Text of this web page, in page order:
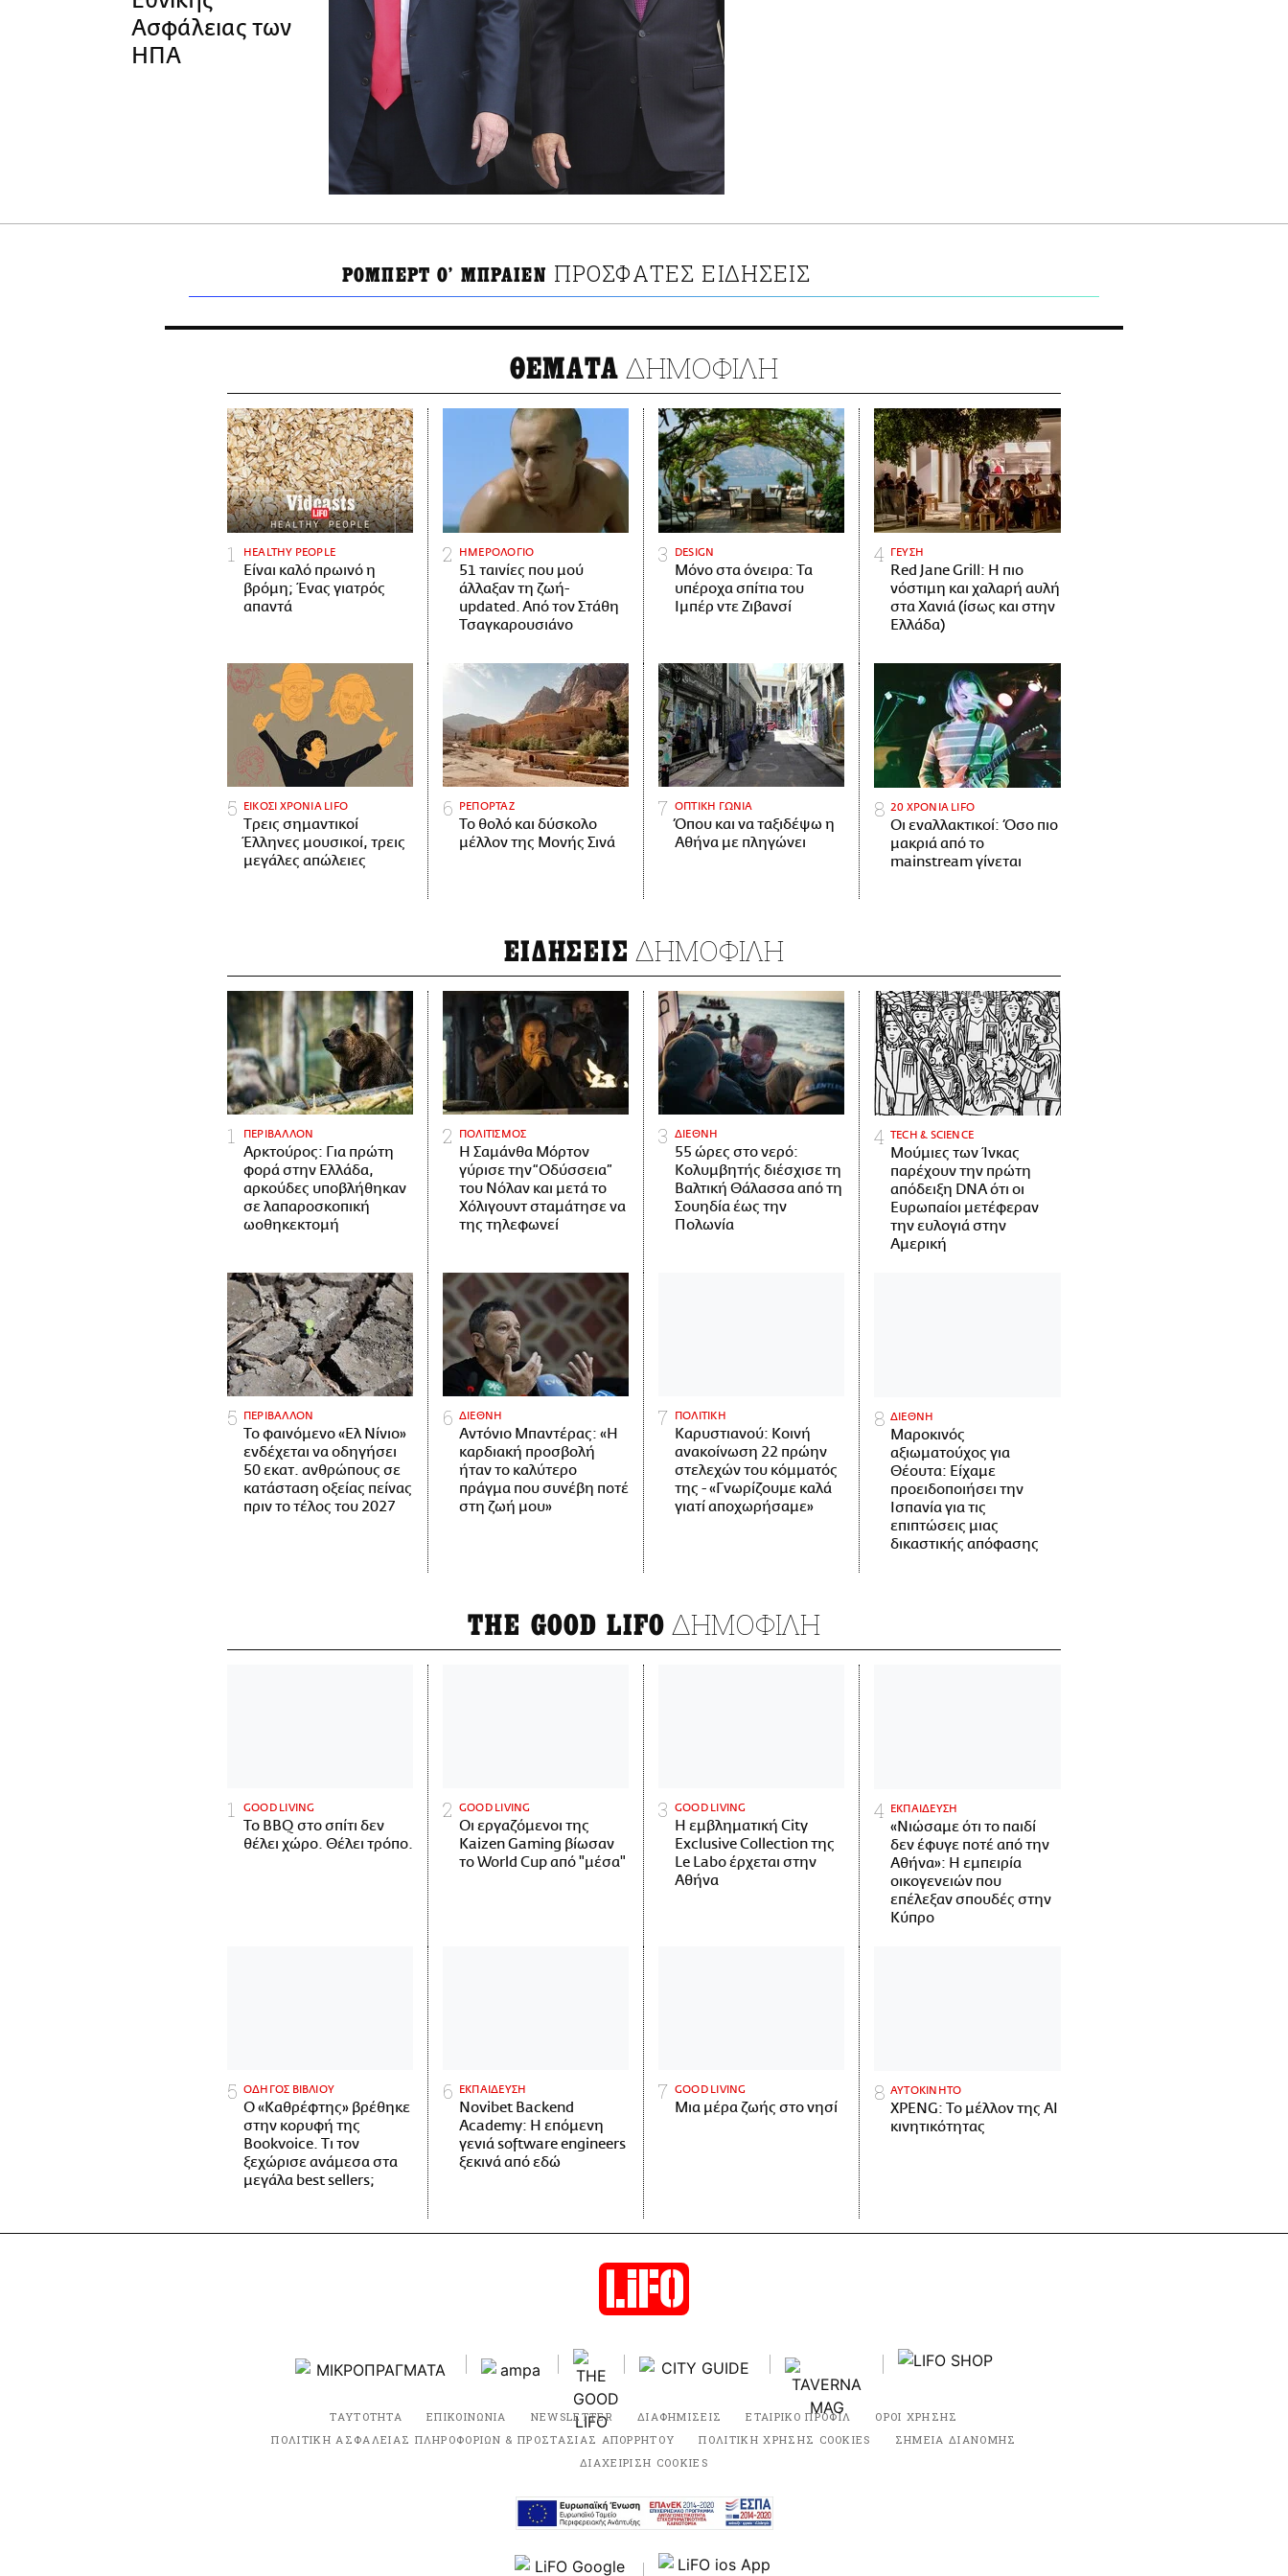
Ασφάλειας των
ΗΠΑ
ΡΟΜΠΕΡΤ Ο' ΜΠΡΑΙΕΝ ΠΡΟΣΦΑΤΕΣ ΕΙΔΗΣΕΙΣ
ΘΕΜΑΤΑ ΔΗΜΟΦΙΛΗ
HEALTHY PEOPLE
Είναι καλό πρωινό η
βρόμη; Ένας γιατρός
απαντά
ΗΜΕΡΟΛΟΓΙΟ
51 ταινίες που μού
άλλαξαν τη ζωή-
updated. Aπό τον Στάθη
Τσαγκαρουσιάνο
DESIGN
Μόνο στα όνειρα: Τα
υπέροχα σπίτια του
Ιμπέρ ντε Ζιβανσί
ΓΕΥΣΗ
Red Jane Grill: Η πιο
νόστιμη και χαλαρή αυλή
στα Χανιά (ίσως και στην
Ελλάδα)
ΕΙΚΟΣΙ ΧΡΟΝΙΑ LIFO
Tρεις σημαντικοί
Έλληνες μουσικοί, τρεις
μεγάλες απώλειες
ΡΕΠΟΡΤΑΖ
Το θολό και δύσκολο
μέλλον της Μονής Σινά
ΟΠΤΙΚΗ ΓΩΝΙΑ
Όπου και να ταξιδέψω η
Αθήνα με πληγώνει
20 ΧΡΟΝΙΑ LIFO
Οι εναλλακτικοί: Όσο πιο
μακριά από το
mainstream γίνεται
ΕΙΔΗΣΕΙΣ ΔΗΜΟΦΙΛΗ
ΠΕΡΙΒΑΛΛΟΝ
Αρκτούρος: Για πρώτη
φορά στην Ελλάδα,
αρκούδες υποβλήθηκαν
σε λαπαροσκοπική
ωοθηκεκτομή
ΠΟΛΙΤΙΣΜΟΣ
Η Σαμάνθα Μόρτον
γύρισε την “Οδύσσεια”
του Νόλαν και μετά το
Χόλιγουντ σταμάτησε να
της τηλεφωνεί
ΔΙΕΘΝΗ
55 ώρες στο νερό:
Κολυμβητής διέσχισε τη
Βαλτική Θάλασσα από τη
Σουηδία έως την
Πολωνία
ΤECH & SCIENCE
Μούμιες των Ίνκας
παρέχουν την πρώτη
απόδειξη DNA ότι οι
Ευρωπαίοι μετέφεραν
την ευλογιά στην
Αμερική
ΠΕΡΙΒΑΛΛΟΝ
Το φαινόμενο «Ελ Νίνιο»
ενδέχεται να οδηγήσει
50 εκατ. ανθρώπους σε
κατάσταση οξείας πείνας
πριν το τέλος του 2027
ΔΙΕΘΝΗ
Αντόνιο Μπαντέρας: «Η
καρδιακή προσβολή
ήταν το καλύτερο
πράγμα που συνέβη ποτέ
στη ζωή μου»
ΠΟΛΙΤΙΚΗ
Καρυστιανού: Κοινή
ανακοίνωση 22 πρώην
στελεχών του κόμματός
της - «Γνωρίζουμε καλά
γιατί αποχωρήσαμε»
ΔΙΕΘΝΗ
Μαροκινός
αξιωματούχος για
Θέουτα: Είχαμε
προειδοποιήσει την
Ισπανία για τις
επιπτώσεις μιας
δικαστικής απόφασης
THE GOOD LIFO ΔΗΜΟΦΙΛΗ
GOOD LIVING
Το BBQ στο σπίτι δεν
θέλει χώρο. Θέλει τρόπο.
GOOD LIVING
Οι εργαζόμενοι της
Kaizen Gaming βίωσαν
το World Cup από "μέσα"
GOOD LIVING
Η εμβληματική City
Exclusive Collection της
Le Labo έρχεται στην
Αθήνα
ΕΚΠΑΙΔΕΥΣΗ
«Νιώσαμε ότι το παιδί
δεν έφυγε ποτέ από την
Αθήνα»: Η εμπειρία
οικογενειών που
επέλεξαν σπουδές στην
Κύπρο
ΟΔΗΓΟΣ ΒΙΒΛΙΟΥ
Ο «Καθρέφτης» βρέθηκε
στην κορυφή της
Bookvoice. Τι τον
ξεχώρισε ανάμεσα στα
μεγάλα best sellers;
ΕΚΠΑΙΔΕΥΣΗ
Novibet Backend
Academy: Η επόμενη
γενιά software engineers
ξεκινά από εδώ
GOOD LIVING
Μια μέρα ζωής στο νησί
ΑΥΤΟΚΙΝΗΤΟ
XPENG: Το μέλλον της AI
κινητικότητας
ΤΑΥΤΟΤΗΤΑ ΕΠΙΚΟΙΝΩΝΙΑ NEWSLETTER ΔΙΑΦΗΜΙΣΕΙΣ ΕΤΑΙΡΙΚΟ ΠΡΟΦΙΛ
ΟΡΟΙ ΧΡΗΣΗΣ
ΠΟΛΙΤΙΚΗ ΑΣΦΑΛΕΙΑΣ ΠΛΗΡΟΦΟΡΙΩΝ & ΠΡΟΣΤΑΣΙΑΣ ΑΠΟΡΡΗΤΟΥ
ΠΟΛΙΤΙΚΗ ΧΡΗΣΗΣ COOKIES
ΣΗΜΕΙΑ ΔΙΑΝΟΜΗΣ
ΔΙΑΧΕΙΡΙΣΗ COOKIES